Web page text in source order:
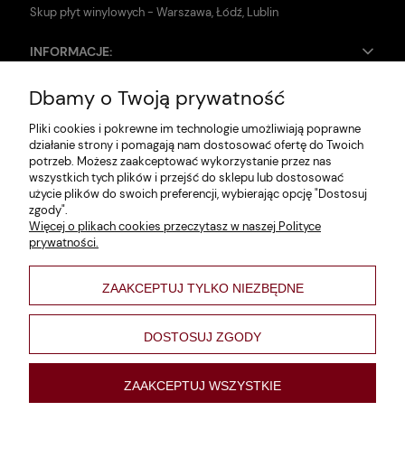
Skup płyt winylowych - Warszawa, Łódź, Lublin
INFORMACJE:
Zwroty i reklamacje
Dane firmy
Jak szukać?
Polityka prywatności
Regulamin
Poltyka cookies
varsaviana
Nowości
Dbamy o Twoją prywatność
Pliki cookies i pokrewne im technologie umożliwiają poprawne
działanie strony i pomagają nam dostosować ofertę do Twoich
potrzeb. Możesz zaakceptować wykorzystanie przez nas
wszystkich tych plików i przejść do sklepu lub dostosować
użycie plików do swoich preferencji, wybierając opcję "Dostosuj
zgody".
Więcej o plikach cookies przeczytasz w naszej Polityce
prywatności.
ZAAKCEPTUJ TYLKO NIEZBĘDNE
DOSTOSUJ ZGODY
ZAAKCEPTUJ WSZYSTKIE